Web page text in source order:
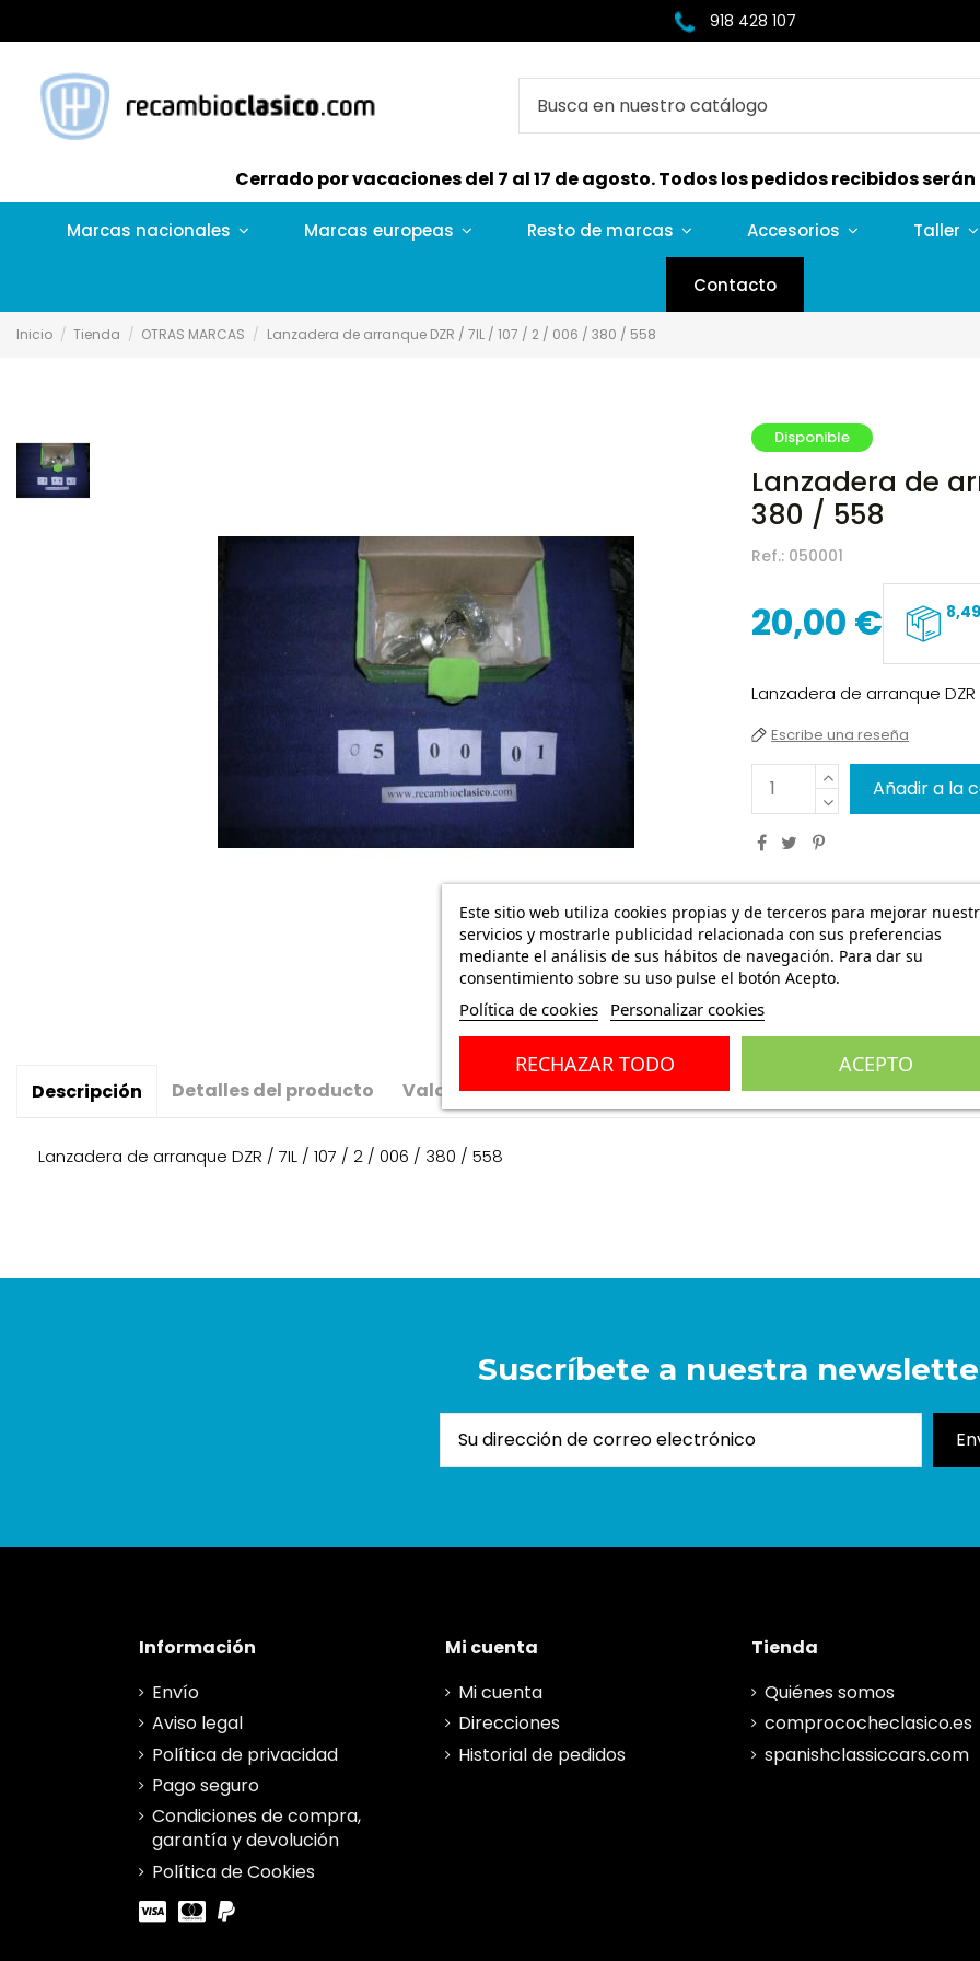
918 428 107
Cerrado por vacaciones del 7 al 17 de agosto. Todos los pedidos recibidos
Marcas nacionales Marcas europeas Resto de marcas Accesorios Taller
Contacto
Inicio Tienda OTRAS MARCAS Lanzadera de arranque DZR / 7IL / 107 / 2 / 006 / 380 / 558
Disponible
Lanzadera de
380 / 558
Ref.: 050001
20,00 €
Lanzadera de arranque
Escribe una reseña
Añadir a la
Descripción Detalles del producto Valoraciones(0)
Lanzadera de arranque DZR / 7IL / 107 / 2 / 006 / 380 / 558
Suscríbete a nuestra
Información
Envío
Aviso legal
Política de privacidad
Pago seguro
Condiciones de compra,
garantía y devolución
Política de Cookies
Mi cuenta
Mi cuenta
Direcciones
Historial de pedidos
Tienda
Quiénes somos
comprococheclasico.es
spanishclassiccars.com
Este sitio web utiliza cookies propias y de terceros para mejorar
servicios y mostrarle publicidad relacionada con sus preferencias
mediante el análisis de sus hábitos de navegación. Para dar su
consentimiento sobre su uso pulse el botón Acepto.
Política de cookies Personalizar cookies
RECHAZAR TODO ACEPTO